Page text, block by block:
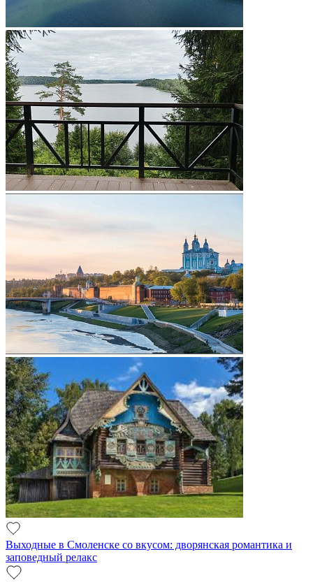
Выходные в Смоленске со вкусом: дворянская романтика и
заповедный релакс